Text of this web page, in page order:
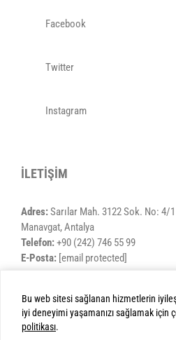
Bu web sitesi sağlanan hizmetlerin
iyi deneyimi yaşamanızı sağlamak için
politikası.
Facebook
Twitter
Instagram
İLETİŞİM
Adres:Sarılar Mah. 3122 Sok. No: 4/1
Manavgat, Antalya
Telefon:+90 (242) 746 55 99
E-Posta: [email protected]
©2016 Özel Manavgat Eslem